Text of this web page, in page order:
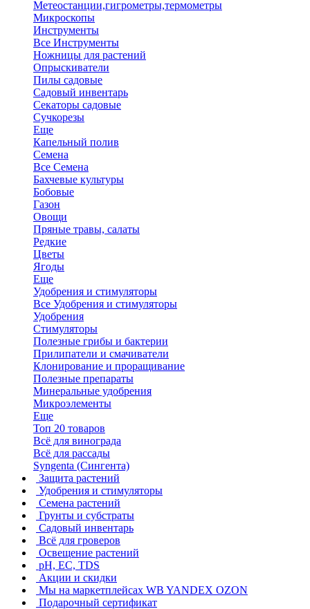
Метеостанции,гигрометры,термометры
Микроскопы
Инструменты
Все Инструменты
Ножницы для растений
Опрыскиватели
Пилы садовые
Садовый инвентарь
Секаторы садовые
Сучкорезы
Еще
Капельный полив
Семена
Все Семена
Бахчевые культуры
Бобовые
Газон
Овощи
Пряные травы, салаты
Редкие
Цветы
Ягоды
Еще
Удобрения и стимуляторы
Все Удобрения и стимуляторы
Удобрения
Стимуляторы
Полезные грибы и бактерии
Прилипатели и смачиватели
Клонирование и проращивание
Полезные препараты
Минеральные удобрения
Микроэлементы
Еще
Топ 20 товаров
Всё для винограда
Всё для рассады
Syngenta (Сингента)
Защита растений
Удобрения и стимуляторы
Семена растений
Грунты и субстраты
Садовый инвентарь
Всё для гроверов
Освещение растений
pH, EC, TDS
Акции и скидки
Мы на маркетплейсах WB YANDEX OZON
Подарочный сертификат